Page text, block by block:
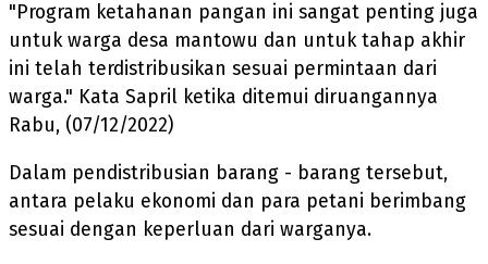
"Program ketahanan pangan ini sangat penting juga
untuk warga desa mantowu dan untuk tahap akhir
ini telah terdistribusikan sesuai permintaan dari
warga." Kata Sapril ketika ditemui diruangannya
Rabu, (07/12/2022)
Dalam pendistribusian barang - barang tersebut,
antara pelaku ekonomi dan para petani berimbang
sesuai dengan keperluan dari warganya.